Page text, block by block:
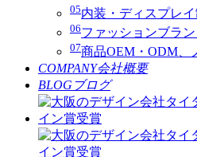
05内装・ディスプレ
06ファッションブラ
07商品OEM・ODM、
COMPANY会社概要
BLOG ブログ